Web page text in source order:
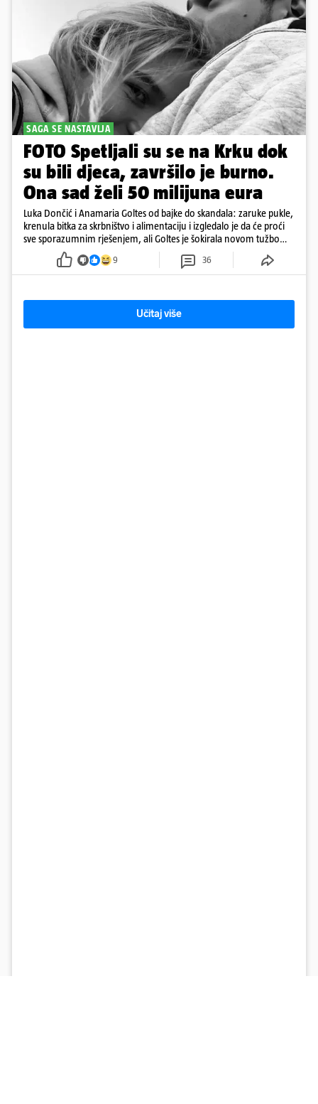
SAGA SE NASTAVLJA
FOTO Spetljali su se na Krku dok
su bili djeca, završilo je burno.
Ona sad želi 50 milijuna eura
Luka Dončić i Anamaria Goltes od bajke do skandala: zaruke pukle,
krenula bitka za skrbništvo i alimentaciju i izgledalo je da će proći
sve sporazumnim rješenjem, ali Goltes je šokirala novom tužbom
u Sloveniji
9 36
Učitaj više